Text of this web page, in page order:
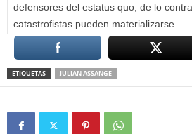
defensores del estatus quo, de lo
catastrofistas pueden materializarse.
ETIQUETAS JULIAN ASSANGE